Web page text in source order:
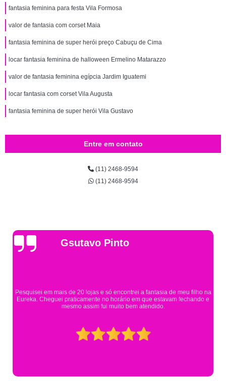
fantasia feminina para festa Vila Formosa
valor de fantasia com corset Maia
fantasia feminina de super herói preço Cabuçu de Cima
locar fantasia feminina de halloween Ermelino Matarazzo
valor de fantasia feminina egípcia Jardim Iguatemi
locar fantasia com corset Vila Augusta
fantasia feminina de super herói Vila Gustavo
Entre em contato
(11) 2468-9594
(11) 2468-9594
Gsutavo Pinto
Pesquisei em mais de 20 lojas e só encontrei a fantasia de meu filho na
Eureka. Cheguei praticamente no horário em que estavam fechando e
mesmo assim fui muito bem atendido.